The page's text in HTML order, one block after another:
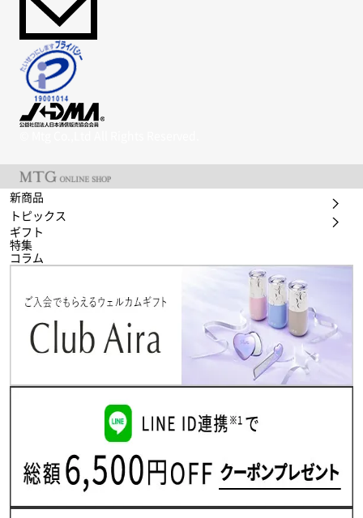
新商品
トピックス
ギフト
特集
コラム